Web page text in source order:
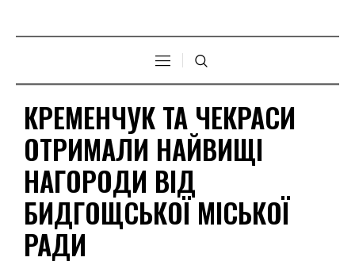
КРЕМЕНЧУК ТА ЧЕКРАСИ
ОТРИМАЛИ НАЙВИЩІ
НАГОРОДИ ВІД
БИДГОЩСЬКОЇ МІСЬКОЇ
РАДИ